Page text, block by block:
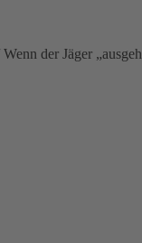
Wenn der Jäger